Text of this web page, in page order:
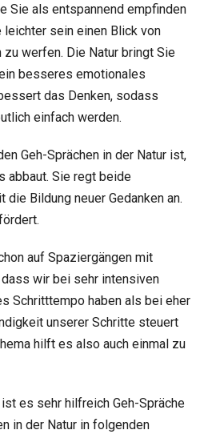
Sie als entspannend empfinden
leichter sein einen Blick von
zu werfen. Die Natur bringt Sie
besseres emotionales
das Denken, sodass
einfach werden.
Geh-Sprächen in der Natur ist,
abbaut. Sie regt beide
die Bildung neuer Gedanken an.
auf Spaziergängen mit
wir bei sehr intensiven
Schritttempo haben als bei eher
unserer Schritte steuert
hilft es also auch einmal zu
ist es sehr hilfreich Geh-Spräche
in der Natur in folgenden